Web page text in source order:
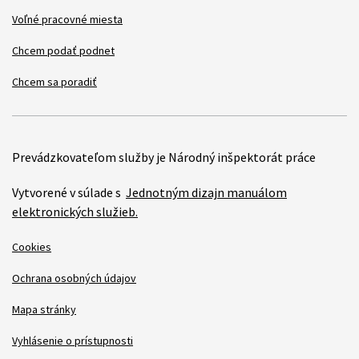
Voľné pracovné miesta
Chcem podať podnet
Chcem sa poradiť
Prevádzkovateľom služby je Národný inšpektorát práce
Vytvorené v súlade s Jednotným dizajn manuálom
elektronických služieb.
Cookies
Ochrana osobných údajov
Mapa stránky
Vyhlásenie o prístupnosti